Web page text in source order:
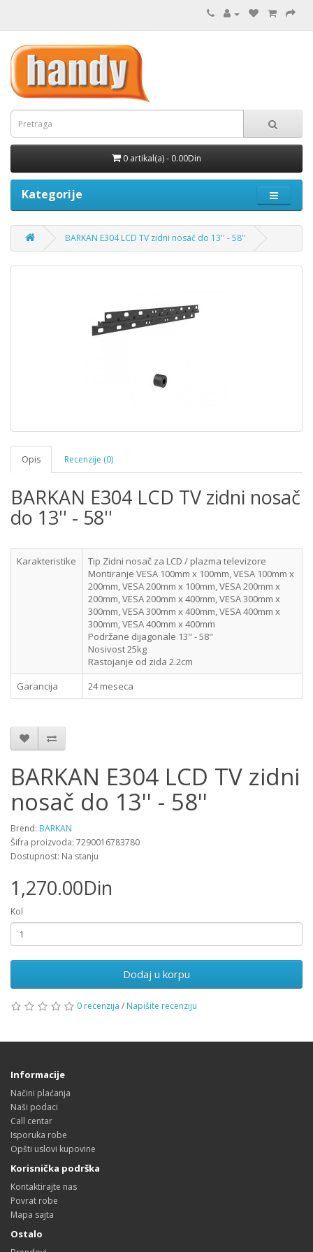
0 artikal(a) - 0.00Din
Kategorije
BARKAN E304 LCD TV zidni nosač do 13'' - 58''
Opis Recenzije (0)
BARKAN E304 LCD TV zidni nosač
do 13'' - 58''
Karakteristike Tip Zidni nosač za LCD / plazma televizore
Montiranje VESA 100mm x 100mm, VESA 100mm x
200mm, VESA 200mm x 100mm, VESA 200mm x
200mm, VESA 200mm x 400mm, VESA 300mm x
300mm, VESA 300mm x 400mm, VESA 400mm x
300mm, VESA 400mm x 400mm
Podržane dijagonale 13" - 58"
Nosivost25kg
Rastojanje od zida 2.2cm
Garancija
24 meseca
BARKAN E304 LCD TV zidni
nosač do 13'' - 58''
Brend: BARKAN
Šifra proizvoda: 7290016783780
Dostupnost: Na stanju
1,270.00Din
Kol
Dodaj u korpu
0 recenzija / Napišite recenziju
Informacije
Načini plaćanja
Naši podaci
Call centar
Isporuka robe
Opšti uslovi kupovine
Korisnička podrška
Kontaktirajte nas
Povrat robe
Mapa sajta
Ostalo